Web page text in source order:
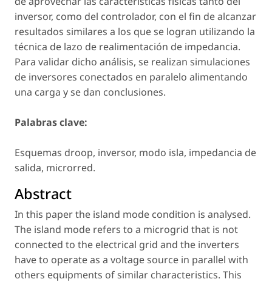
inversor, como del controlador, con el fin de alcanzar
resultados similares a los que se logran utilizando la
técnica de lazo de realimentación de impedancia.
Para validar dicho análisis, se realizan simulaciones
de inversores conectados en paralelo alimentando
una carga y se dan conclusiones.
Palabras clave:
Esquemas droop, inversor, modo isla, impedancia de
salida, microrred.
Abstract
In this paper the island mode condition is analysed.
The island mode refers to a microgrid that is not
connected to the electrical grid and the inverters
have to operate as a voltage source in parallel with
others equipments of similar characteristics. This